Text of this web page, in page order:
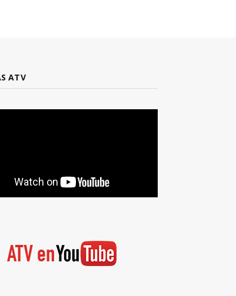
ATV